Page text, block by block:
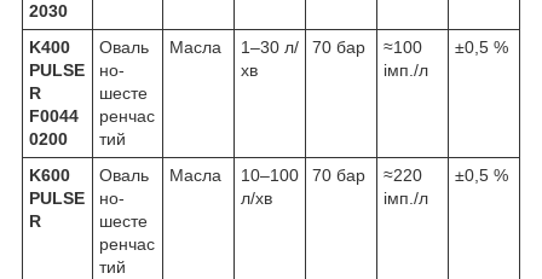
2030
K400
PULSE
R
F0044
0200
Оваль
но-
шесте
ренчас
тий
Масла
1–30 л/
хв
70 бар
≈100
імп./л
±0,5 %
K600
PULSE
R
Оваль
но-
шесте
ренчас
тий
Масла
10–100
л/хв
70 бар
≈220
імп./л
±0,5 %